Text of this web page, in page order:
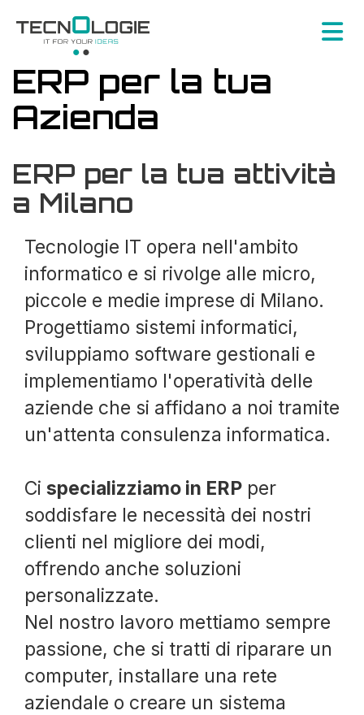
ERP per la tua
Azienda
ERP per la tua attività
a Milano
Tecnologie IT opera nell'ambito
informatico e si rivolge alle micro,
piccole e medie imprese di Milano.
Progettiamo sistemi informatici,
sviluppiamo software gestionali e
implementiamo l'operatività delle
aziende che si affidano a noi tramite
un'attenta consulenza informatica.
Ci specializziamo in ERP per
soddisfare le necessità dei nostri
clienti nel migliore dei modi,
offrendo anche soluzioni
personalizzate.
Nel nostro lavoro mettiamo sempre
passione, che si tratti di riparare un
computer, installare una rete
aziendale o creare un sistema